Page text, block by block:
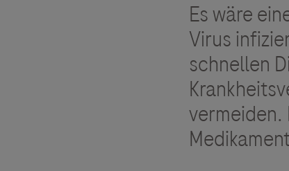
Es wäre
Virus
schnellen
vermeiden.